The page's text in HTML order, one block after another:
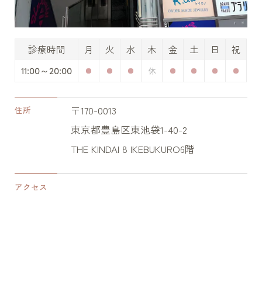
診療時間 月 火 水 木 金 土 日 祝
11:00～20:00
住所
〒170-0013
東京都豊島区東池袋1-40-2
THE KINDAI 8 IKEBUKURO6階
アクセス